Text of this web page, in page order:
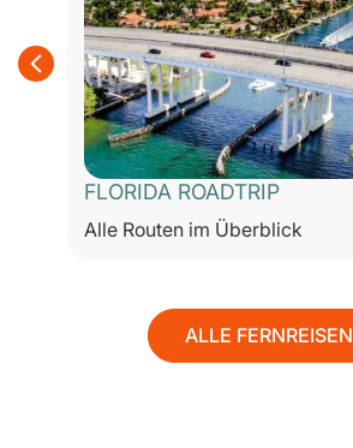
FLORIDA ROADTRIP
Alle Routen im Überblick
ALLE FERNREISEN